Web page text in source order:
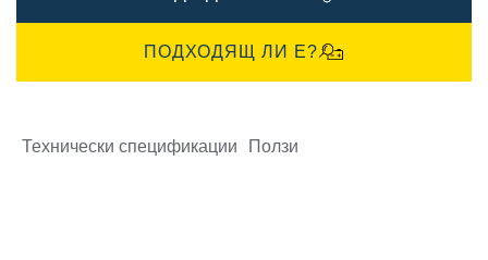
ПОДХОДЯЩ ЛИ Е?
Технически спецификации Ползи